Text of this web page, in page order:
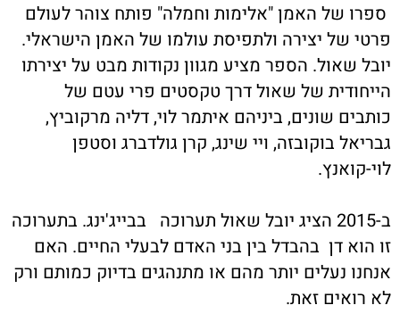
של האמן "אלימות וחמלה" פותח צוהר לעולם
של יצירה ולתפיסת עולמו של האמן הישראלי.
שאול. הספר מציע מגוון נקודות מבט על יצירתו
של שאול דרך טקסטים פרי עטם של
שונים, ביניהם איתמר לוי, דליה מרקוביץ,
בוקובזה, ויי שינג, קרן גולדברג וסטפן
קואנץ.
ב-2015 הציג יובל שאול תערוכה בבייג'ינג. בתערוכה
הוא דן בהבדל בין בני האדם לבעלי החיים. האם
נעלים יותר מהם או מתנהגים בדיוק כמותם ורק
רואים זאת.